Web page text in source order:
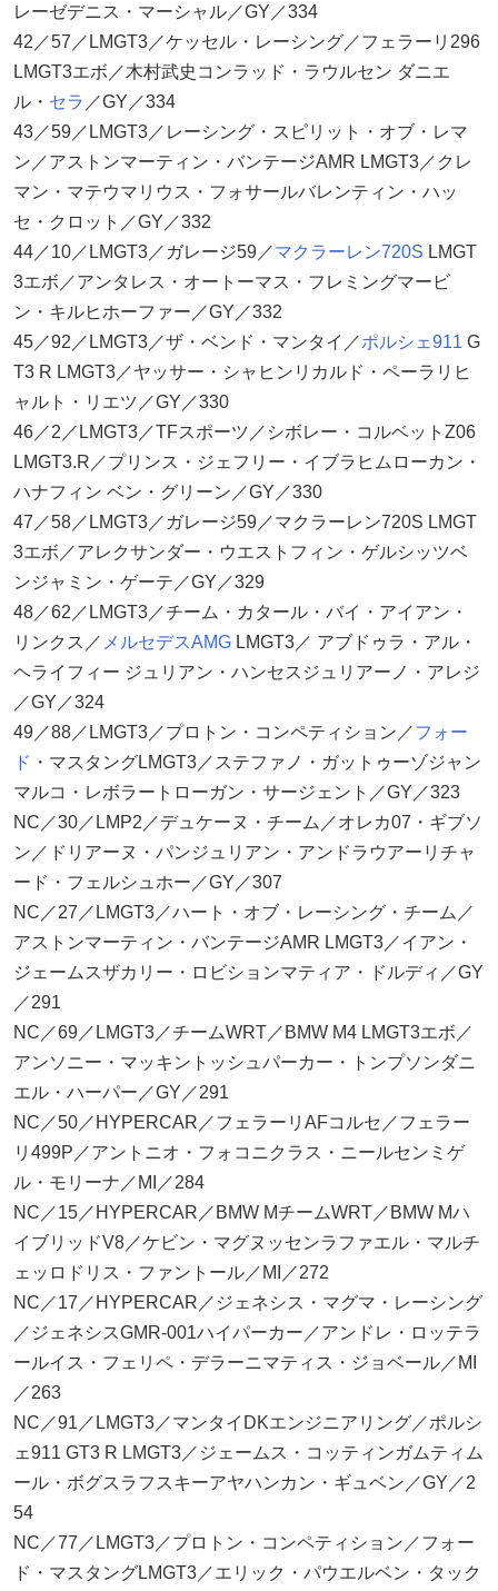
レーゼデニス・マーシャル／GY／334
42／57／LMGT3／ケッセル・レーシング／フェラーリ296
LMGT3エボ／木村武史コンラッド・ラウルセン ダニエ
ル・ セラ ／GY／334
43／59／LMGT3／レーシング・スピリット・オブ・レマ
ン／アストンマーティン・バンテージAMR LMGT3／クレ
マン・マテウマリウス・フォサールバレンティン・ハッ
セ・クロット／GY／332
44／10／LMGT3／ガレージ59／マクラーレン720S LMGT
3エボ／アンタレス・オートーマス・フレミングマービ
ン・キルヒホーファー／GY／332
45／92／LMGT3／ザ・ベンド・マンタイ／ポルシェ911 G
T3 R LMGT3／ヤッサー・シャヒンリカルド・ペーラリヒ
ャルト・リエツ／GY／330
46／2／LMGT3／TFスポーツ／シボレー・コルベットZ06
LMGT3.R／プリンス・ジェフリー・イブラヒムローカン・
ハナフィン ベン・グリーン／GY／330
47／58／LMGT3／ガレージ59／マクラーレン720S LMGT
3エボ／アレクサンダー・ウエストフィン・ゲルシッツベ
ンジャミン・ゲーテ／GY／329
48／62／LMGT3／チーム・カタール・バイ・アイアン・
リンクス／ メルセデスAMG LMGT3／ アブドゥラ・アル・
ヘライフィー ジュリアン・ハンセスジュリアーノ・アレジ
／GY／324
49／88／LMGT3／プロトン・コンペティション／フォー
ド ・マスタングLMGT3／ステファノ・ガットゥーゾジャン
マルコ・レボラートローガン・サージェント／GY／323
NC／30／LMP2／デュケーヌ・チーム／オレカ07・ギブソ
ン／ドリアーヌ・パンジュリアン・アンドラウアーリチャ
ード・フェルシュホー／GY／307
NC／27／LMGT3／ハート・オブ・レーシング・チーム／
アストンマーティン・バンテージAMR LMGT3／イアン・
ジェームスザカリー・ロビションマティア・ドルディ／GY
／291
NC／69／LMGT3／チームWRT／BMW M4 LMGT3エボ／
アンソニー・マッキントッシュパーカー・トンプソンダニ
エル・ハーパー／GY／291
NC／50／HYPERCAR／フェラーリAFコルセ／フェラー
リ499P／アントニオ・フォコニクラス・ニールセンミゲ
ル・モリーナ／MI／284
NC／15／HYPERCAR／BMW MチームWRT／BMW Mハ
イブリッドV8／ケビン・マグヌッセンラファエル・マルチ
ェッロドリス・ファントール／MI／272
NC／17／HYPERCAR／ジェネシス・マグマ・レーシング
／ジェネシスGMR-001ハイパーカー／アンドレ・ロッテラ
ールイス・フェリペ・デラーニマティス・ジョベール／MI
／263
NC／91／LMGT3／マンタイDKエンジニアリング／ポルシ
ェ911 GT3 R LMGT3／ジェームス・コッティンガムティム
ール・ボグスラフスキーアヤハンカン・ギュベン／GY／2
54
NC／77／LMGT3／プロトン・コンペティション／フォー
ド・マスタングLMGT3／エリック・パウエルベン・タック